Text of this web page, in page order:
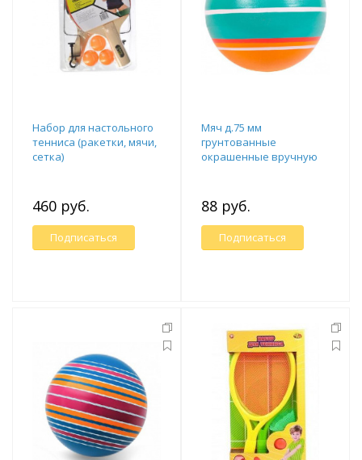
Набор для настольного
тенниса (ракетки, мячи,
сетка)
460 руб.
Подписаться
Мяч д.75 мм
грунтованные
окрашенные вручную
88 руб.
Подписаться